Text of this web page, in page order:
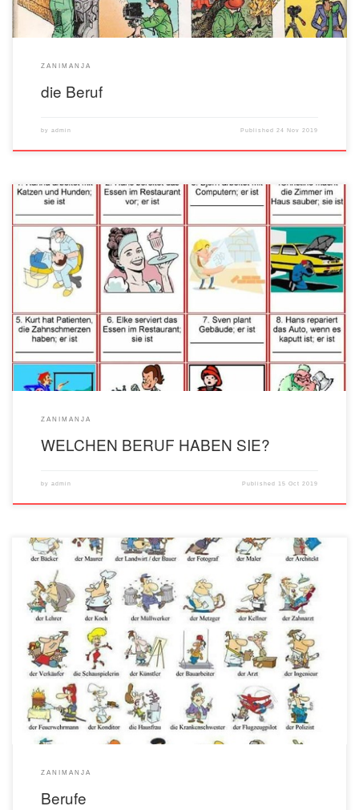
ZANIMANJA
die Beruf
by admin Published 24 Nov 2019
ZANIMANJA
WELCHEN BERUF HABEN SIE?
by admin Published 15 Oct 2019
ZANIMANJA
Berufe